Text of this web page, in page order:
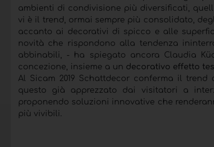
ambienti di condivisione più diversificati,
vi è il trend, ormai sempre più consolidato,
accanto ai decorativi di spicco e alle
novità che rispondono alla tendenza
abbinabili, - ha spiegato ancora Claudia
concezione, insieme a un decorativo effetto
Al Sicam 2019 Schattdecor conferma il trend
questo già apprezzato dai visitatori a
proponendo soluzioni innovative che
più vivibili.